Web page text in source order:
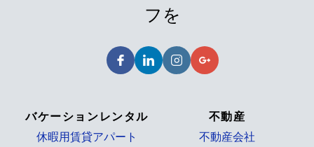
フを
バケーションレンタル
休暇用賃貸アパート
不動産
不動産会社